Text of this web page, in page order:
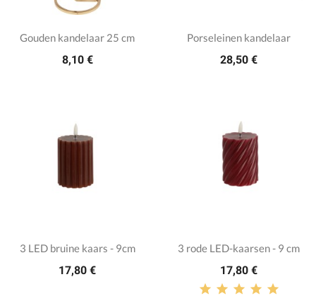
Gouden kandelaar 25 cm
8,10 €
Porseleinen kandelaar
28,50 €
3 LED bruine kaars - 9cm
17,80 €
3 rode LED-kaarsen - 9 cm
17,80 €